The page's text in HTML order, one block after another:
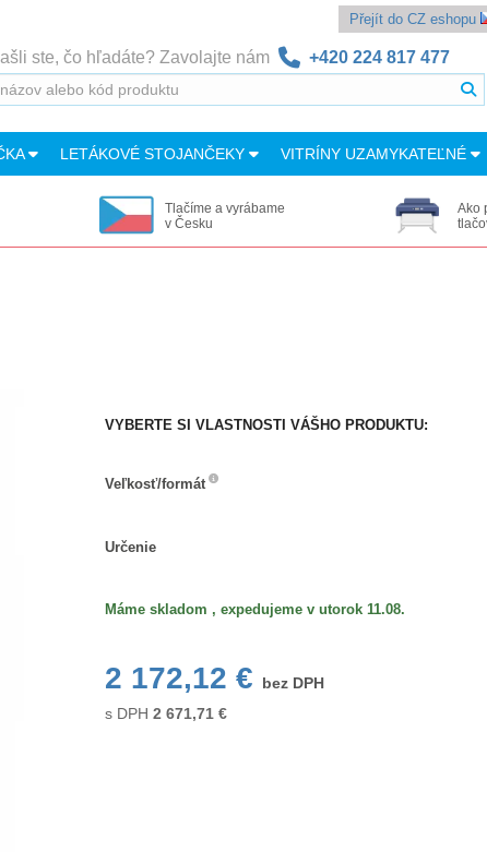
Přejít do CZ eshopu
ste, čo hľadáte? Zavolajte nám +420 224 817 477
LETÁKOVÉ STOJANČEKY VITRÍNY UZAMYKATEĽNÉ
Tlačíme a vyrábame
v Česku
Ako
VYBERTE SI VLASTNOSTI VÁŠHO PRODUKTU:
Veľkosť/formát
Určenie
Máme skladom , expedujeme v utorok 11.08.
2 172,12 €
bez DPH
s DPH 2 671,71€